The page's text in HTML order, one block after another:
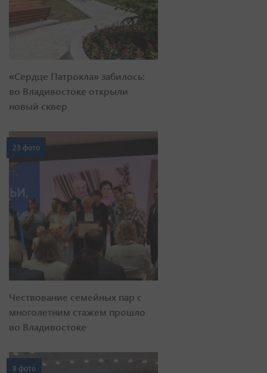
«Сердце Патрокла» забилось:
во Владивостоке открыли
новый сквер
23 фото
Чествование семейных пар с
многолетним стажем прошло
во Владивостоке
8 фото